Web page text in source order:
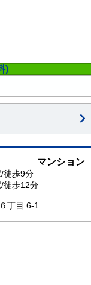
)
マンション
徒歩9分
徒歩12分
丁目 6-1